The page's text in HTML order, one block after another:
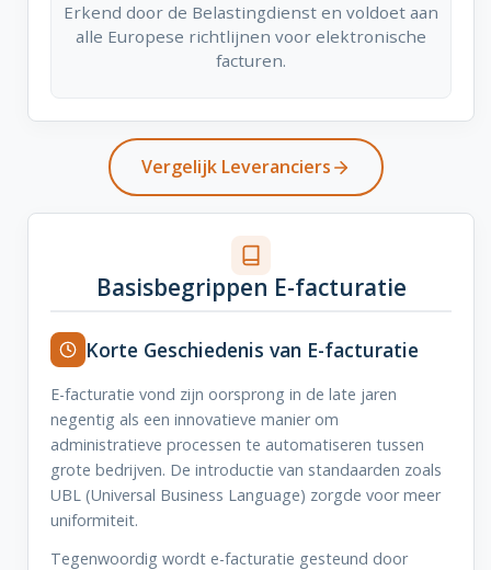
Erkend door de Belastingdienst en voldoet aan
alle Europese richtlijnen voor elektronische
facturen.
Vergelijk Leveranciers
Basisbegrippen E-facturatie
Korte Geschiedenis van E-facturatie
E-facturatie vond zijn oorsprong in de late jaren
negentig als een innovatieve manier om
administratieve processen te automatiseren tussen
grote bedrijven. De introductie van standaarden zoals
UBL (Universal Business Language) zorgde voor meer
uniformiteit.
Tegenwoordig wordt e-facturatie gesteund door